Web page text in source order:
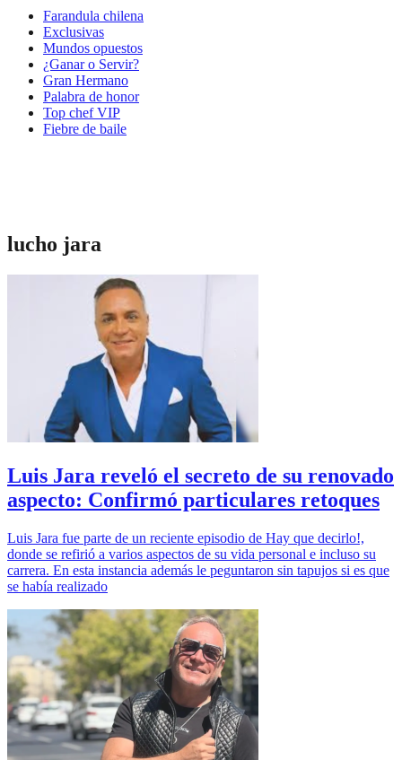
Farandula chilena
Exclusivas
Mundos opuestos
¿Ganar o Servir?
Gran Hermano
Palabra de honor
Top chef VIP
Fiebre de baile
lucho jara
Luis Jara reveló el secreto de su renovado
aspecto: Confirmó particulares retoques
Luis Jara fue parte de un reciente episodio de Hay que decirlo!,
donde se refirió a varios aspectos de su vida personal e incluso su
carrera. En esta instancia además le peguntaron sin tapujos si es que
se había realizado